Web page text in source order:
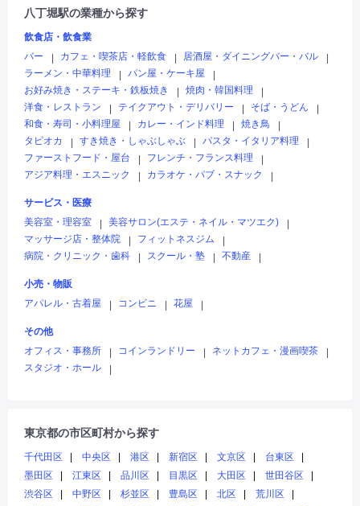
八丁堀駅の業種から探す
飲食店・飲食業
バー
カフェ・喫茶店・軽飲食 居酒屋・ダイニングバー・バル
ラーメン・中華料理
パン屋・ケーキ屋
お好み焼き・ステーキ・鉄板焼き
焼肉・韓国料理
洋食・レストラン
テイクアウト・デリバリー そば・うどん
和食・寿司・小料理屋
カレー・インド料理 焼き鳥
タピオカ
すき焼き・しゃぶしゃぶ パスタ・イタリア料理
ファーストフード・屋台
フレンチ・フランス料理
アジア料理・エスニック
カラオケ・パブ・スナック
サービス・医療
美容室・理容室
美容サロン(エステ・ネイル・マツエク)
マッサージ店・整体院
フィットネスジム
病院・クリニック・歯科
スクール・塾 不動産
小売・物販
アパレル・古着屋
コンビニ 花屋
その他
オフィス・事務所
コインランドリー ネットカフェ・漫画喫茶
スタジオ・ホール
東京都の市区町村から探す
千代田区 中央区 港区 新宿区 文京区
台東区
墨田区
江東区 品川区 目黒区 大田区
世田谷区
渋谷区
中野区 杉並区 豊島区 北区
荒川区